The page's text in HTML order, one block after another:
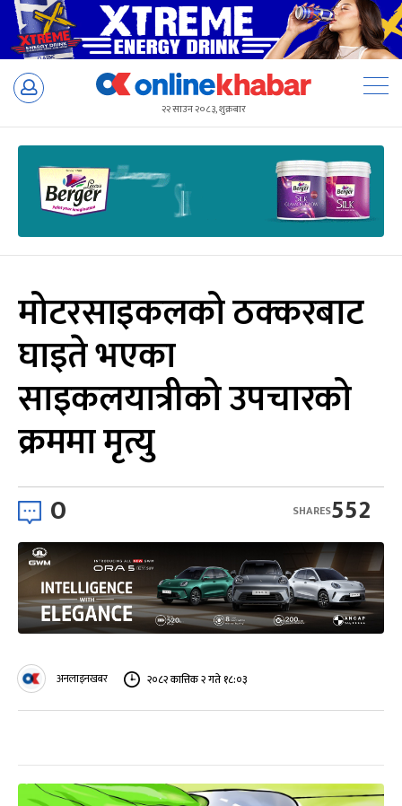
Skip
२२ साउन २०८३, शुक्रबार
मोटरसाइकलको ठक्करबाट
घाइते भएका
साइकलयात्रीको उपचारको
क्रममा मृत्यु
0 552
SHARES
अनलाइनखबर २०८२ कात्तिक २ गते १८:०३